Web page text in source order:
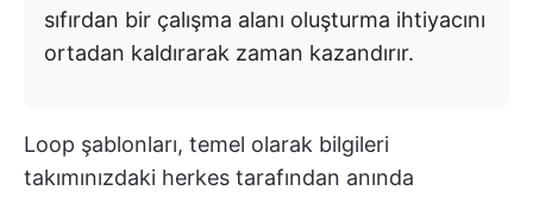
sıfırdan bir çalışma alanı oluşturma ihtiyacını
ortadan kaldırarak zaman kazandırır.
Loop şablonları, temel olarak bilgileri
takımınızdaki herkes tarafından anında